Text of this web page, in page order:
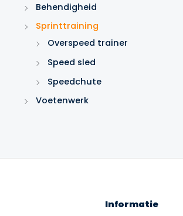
Behendigheid
Sprinttraining
Overspeed trainer
Speed sled
Speedchute
Voetenwerk
Informatie